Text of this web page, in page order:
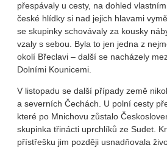
přespávaly u cesty, na dohled
české hlídky si nad jejich hlavami
se skupinky schovávaly za kousky
vzaly s sebou. Byla to jen jedna z
okolí Břeclavi – další se nacházely
Dolními Kounicemi.
V listopadu se další případy země
a severních Čechách. U polní cesty
které po Mnichovu zůstalo
skupinka třinácti uprchlíků ze Sudet.
přístřešku jim později usnadňovala